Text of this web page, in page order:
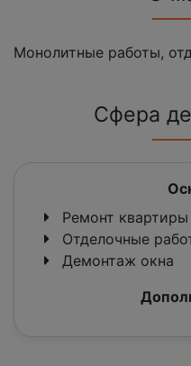
Монолитные работы,
Сфера
Ремонт
Отделочные
Демонтаж окна